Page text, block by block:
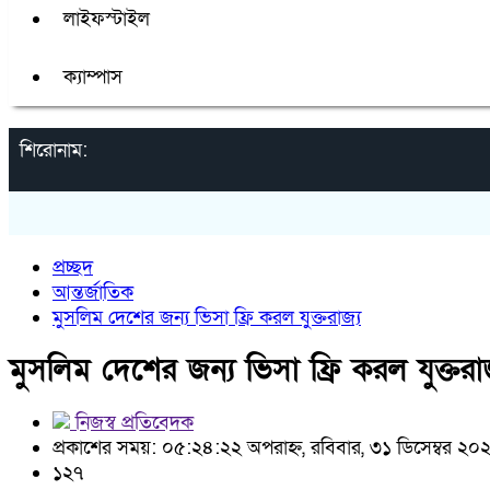
লাইফস্টাইল
ক্যাম্পাস
শিরোনাম:
প্রচ্ছদ
আন্তর্জাতিক
মুসলিম দেশের জন্য ভিসা ফ্রি করল যুক্তরাজ্য
মুসলিম দেশের জন্য ভিসা ফ্রি করল
নিজস্ব প্রতিবেদক
প্রকাশের সময়: ০৫:২৪:২২ অপরাহ্ন, রবিবার, ৩১ ডিসেম্বর
১২৭